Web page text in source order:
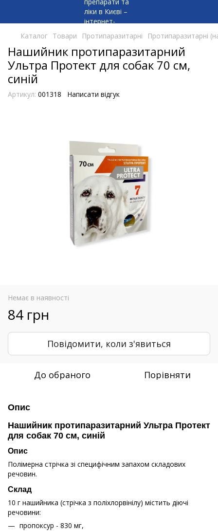
Каталог Товари Протипаразитарні Протипаразитарні
Нашийник протипаразитарний
Ультра Протект для собак 70 см,
синій
Артикул: 001318 Написати відгук
Немає в наявності
84 грн
Повідомити, коли з'явиться
До обраного Порівняти
Опис
Нашийник протипаразитарний Ультра Протект
для собак 70 см, синій
Опис
Полімерна стрічка зі специфічним запахом складових
речовин.
Склад
10 г нашийника (стрічка з поліхлорвінілу) містить діючі
речовини:
пропоксур - 830 мг,